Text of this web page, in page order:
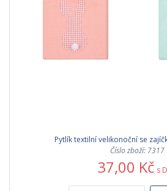
Pytlík textilní velikonoční se
Číslo zboží: 7317
37,00 Kč s